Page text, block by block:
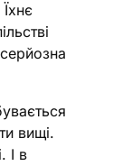
вищі.
І в